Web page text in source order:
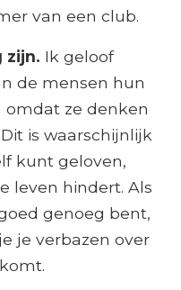
van een club.
zijn. Ik geloof
de mensen hun
omdat ze denken
is waarschijnlijk
kunt geloven,
leven hindert. Als
genoeg bent,
je verbazen over